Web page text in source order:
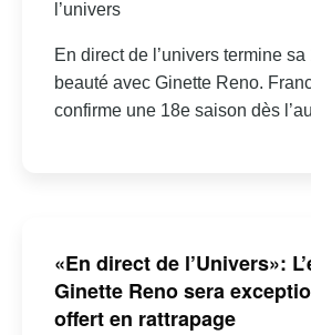
l’univers
En direct de l’univers termine
beauté avec Ginette Reno.
confirme une 18e saison dès
«En direct de l’Univers»:
Ginette Reno sera
offert en rattrapage